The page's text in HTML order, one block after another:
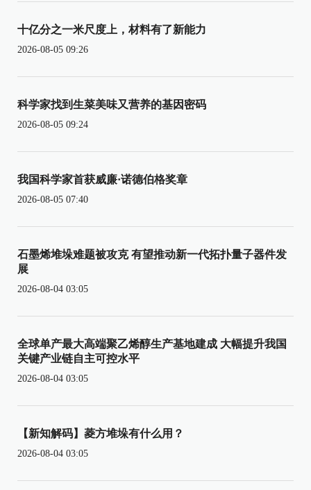
十亿分之一米尺度上，材料有了新能力
2026-08-05 09:26
科学家找到生菜美味又营养的基因密码
2026-08-05 09:24
我国科学家首获威廉·诺德伯格奖章
2026-08-05 07:40
石墨烯堆垛难题被攻克 有望推动新一代拓扑量子器件发
展
2026-08-04 03:05
全球单产最大高端聚乙烯醇生产基地建成 大幅提升我国
关键产业链自主可控水平
2026-08-04 03:05
【新知解码】菱方堆垛有什么用？
2026-08-04 03:05